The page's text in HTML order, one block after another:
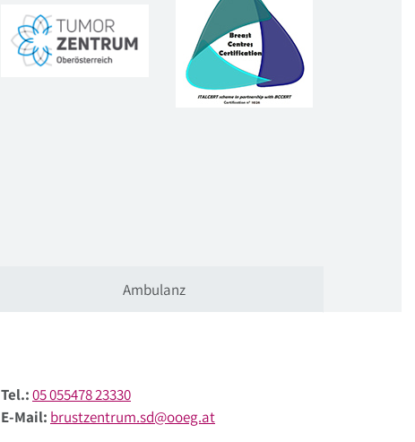
Ambulanz
Tel.:05 055478 23330
E-Mail: brustzentrum.sd@ooeg.at